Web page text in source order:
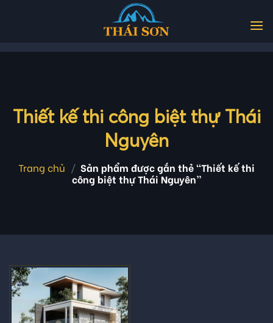
Thiết kế thi công biệt thự Thái
Nguyên
Trang chủ / Sản phẩm được gắn thẻ “Thiết kế thi
công biệt thự Thái Nguyên”